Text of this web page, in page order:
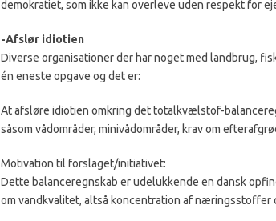
demokratiet, som ikke kan overleve uden respekt for
-Afslør idiotien
Diverse organisationer der har noget med landbrug,
én eneste opgave og det er:
At afsløre idiotien omkring det totalkvælstof-
såsom vådområder, minivådområder, krav om
Motivation til forslaget/initiativet:
Dette balanceregnskab er udelukkende en dansk
om vandkvalitet, altså koncentration af næringsstoffer